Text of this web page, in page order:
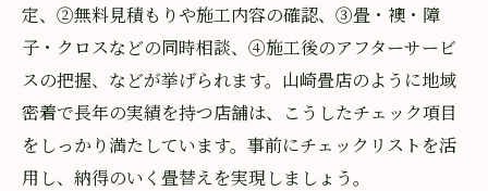
定、②無料見積もりや施工内容の確認、③畳・襖・障
子・クロスなどの同時相談、④施工後のアフターサービ
スの把握、などが挙げられます。山崎畳店のように地域
密着で長年の実績を持つ店舗は、こうしたチェック項目
をしっかり満たしています。事前にチェックリストを活
用し、納得のいく畳替えを実現しましょう。